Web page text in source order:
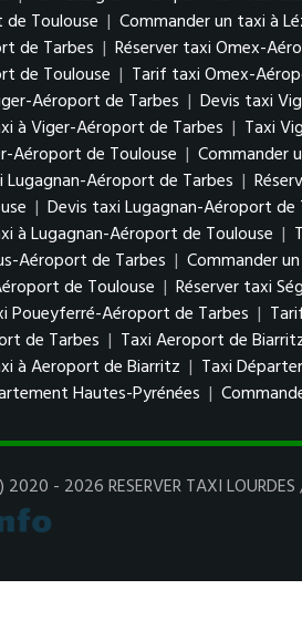
Toulouse | Commander un taxi à
de Tarbes | Réserver taxi Omex-
de Toulouse | Tarif taxi Omex-
Aéroport de Tarbes | Devis taxi
à Viger-Aéroport de Tarbes | Taxi
Aéroport de Toulouse | Commander
Aéroport de Tarbes |
| Devis taxi Lugagnan-Aéroport de
à Lugagnan-Aéroport de Toulouse |
Aéroport de Tarbes | Commander
de Toulouse | Réserver taxi
Poueyferré-Aéroport de Tarbes |
de Tarbes | Taxi Aeroport de
à Aeroport de Biarritz | Taxi
Hautes-Pyrénées |
- 2026 RESERVER TAXI